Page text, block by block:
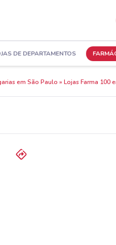
DE DEPARTAMENTOS
em São Paulo Lojas Farma 100